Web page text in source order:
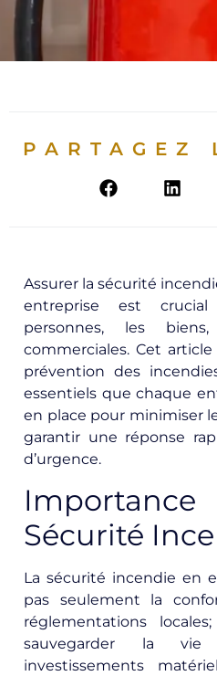
PARTAGEZ
Assurer la sécurité
entreprise est
personnes, les
commerciales. Cet
prévention des
essentiels que chaque
en place pour minimiser
garantir une réponse
d’urgence.
Sécurité
La sécurité incendie en
pas seulement la
réglementations
sauvegarder la
investissements